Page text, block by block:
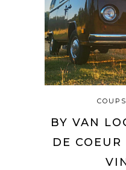
BY VAN
DE COEUR